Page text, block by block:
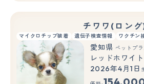
チワワ(ロン
マイクロチップ装着 遺伝子検査情報 ワクチン
愛知県 ペットプ
レッドホワイト
2026年4月1日